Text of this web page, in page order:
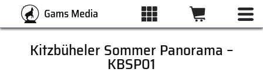
ALLE BILDER
Kitzbüheler Sommer Panorama –
KBSP01